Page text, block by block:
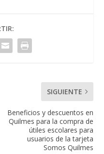
SIGUIENTE
Beneficios y descuentos en
Quilmes para la compra de
útiles escolares para
usuarios de la tarjeta
Somos Quilmes